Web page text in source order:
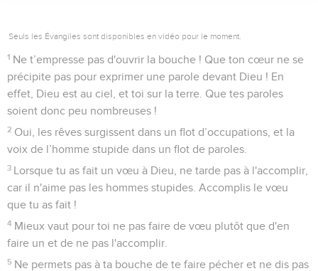
Seuls les Évangiles sont disponibles en vidéo pour le moment.
1 Ne t’empresse pas d'ouvrir la bouche ! Que ton cœur ne se
précipite pas pour exprimer une parole devant Dieu ! En
effet, Dieu est au ciel, et toi sur la terre. Que tes paroles
soient donc peu nombreuses !
2 Oui, les rêves surgissent dans un flot d’occupations, et la
voix de l’homme stupide dans un flot de paroles.
3 Lorsque tu as fait un vœu à Dieu, ne tarde pas à l'accomplir,
car il n'aime pas les hommes stupides. Accomplis le vœu
que tu as fait !
4 Mieux vaut pour toi ne pas faire de vœu plutôt que d'en
faire un et de ne pas l'accomplir.
5 Ne permets pas à ta bouche de te faire pécher et ne dis pas